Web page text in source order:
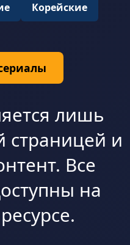
Корейские
лишь
страницей и
Все
на